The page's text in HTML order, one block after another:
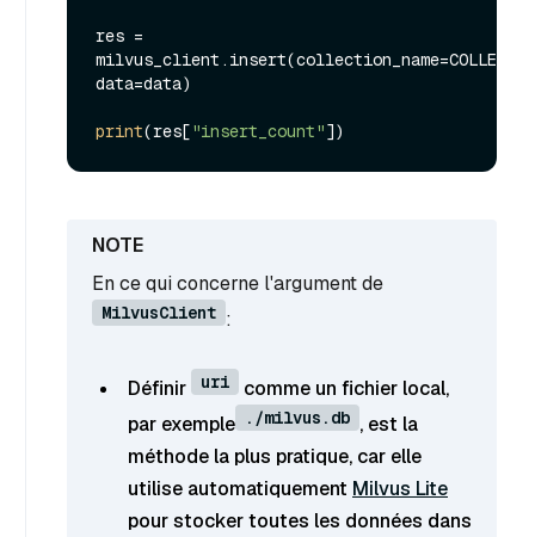
res =
data=data)
print(res["insert_count"
En ce qui concerne l'argument de
MilvusClient :
Définir uri
comme un fichier local,
par exemple
./milvus.db , est la
méthode la plus pratique, car elle
utilise automatiquement Milvus Lite
pour stocker toutes les données dans